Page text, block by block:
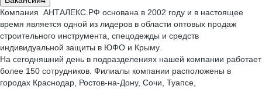
Компания АНТАЛЕКС.РФ основана в 2002 году и в настоящее
время является одной из лидеров в области оптовых продаж
строительного инструмента, спецодежды и средств
индивидуальной защиты в ЮФО и Крыму.
На сегодняшний день в подразделениях нашей компании работает
более 150 сотрудников. Филиалы компании расположены в
городах Краснодар, Ростов-на-Дону, Сочи, Туапсе,